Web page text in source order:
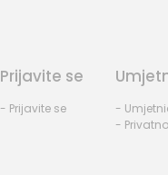
Prijavite se
- Prijavite se
-
-